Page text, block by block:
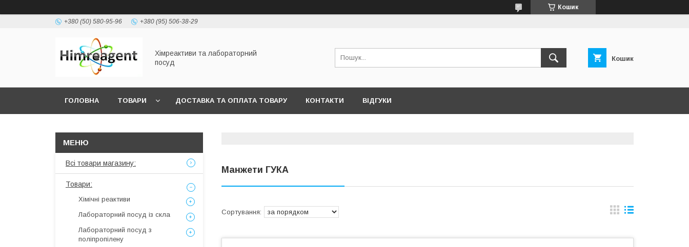
Кошик
+380 (50) 580-95-96 +380 (95) 506-38-29
Хімреактиви та лабораторний
посуд
Кошик
ГОЛОВНА ТОВАРИ ДОСТАВКА ТА ОПЛАТА ТОВАРУ КОНТАКТИ ВІДГУКИ
Манжети ГУКА
Всі товари магазину:
Товари:
Хімічні реактиви
Лабораторний посуд із скла
Лабораторний посуд з
поліпропілену